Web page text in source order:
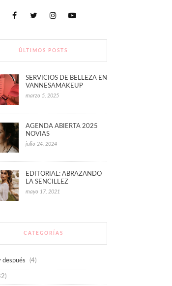
ÚLTIMOS POSTS
SERVICIOS DE BELLEZA EN
VANNESAMAKEUP
marzo 5, 2025
AGENDA ABIERTA 2025
NOVIAS
julio 24, 2024
EDITORIAL: ABRAZANDO
LA SENCILLEZ
mayo 17, 2021
CATEGORÍAS
después (4)